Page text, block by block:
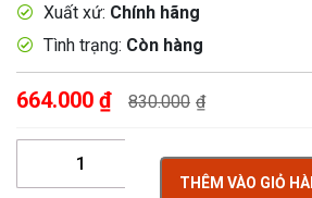
Xuất xứ: Chính hãng
Tình trạng: Còn hàng
664.000 ₫ 830.000 ₫
THÊM VÀO GIỎ